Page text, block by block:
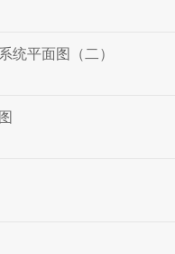
统平面图（二）